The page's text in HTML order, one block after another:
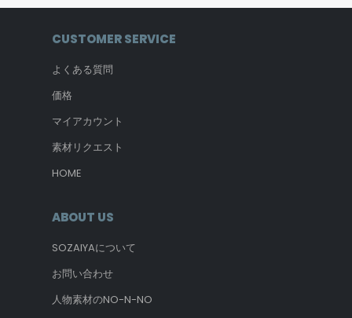
CUSTOMER SERVICE
よくある質問
価格
マイアカウント
素材リクエスト
HOME
ABOUT US
SOZAIYAについて
お問い合わせ
人物素材のNO-N-NO